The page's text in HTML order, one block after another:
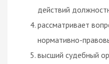
действий
рассматривает
нормативно-
высший судебный